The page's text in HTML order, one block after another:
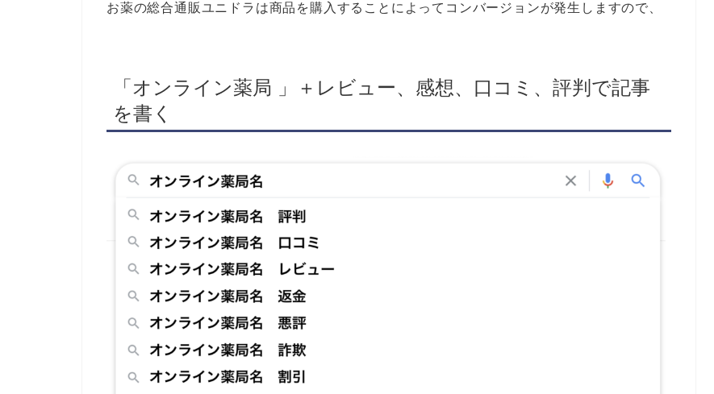
お薬の総合通販ユニドラは商品を購入することによってコンバージョンが発生しますので、
「オンライン薬局 」＋レビュー、感想、口コミ、評判で記事
を書く